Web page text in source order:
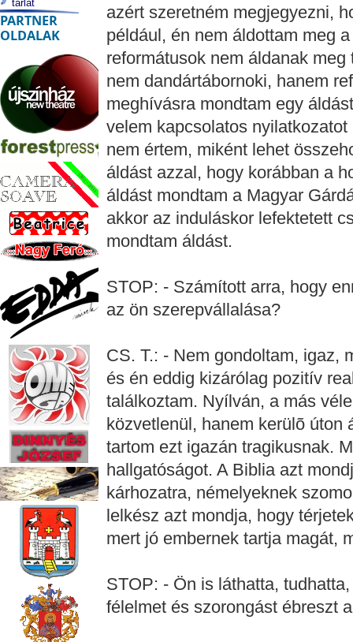
azért szeretném megjegyezni,
például, én nem áldottam meg
reformátusok nem áldanak
nem dandártábornoki, hanem
meghívásra mondtam egy
velem kapcsolatos
nem értem, miként lehet
áldást azzal, hogy korábban a
áldást mondtam a Magyar
akkor az induláskor lefektetett
mondtam áldást.
STOP: - Számított arra, hogy
az ön szerepvállalása?
CS. T.: - Nem gondoltam, igaz,
és én eddig kizárólag pozitív
találkoztam. Nyílván, a más
közvetlenül, hanem kerülõ úton
tartom ezt igazán tragikusnak.
hallgatóságot. A Biblia azt
kárhozatra, némelyeknek
lelkész azt mondja, hogy
mert jó embernek tartja magát,
STOP: - Ön is láthatta,
félelmet és szorongást ébreszt
tárlat
PARTNER
OLDALAK